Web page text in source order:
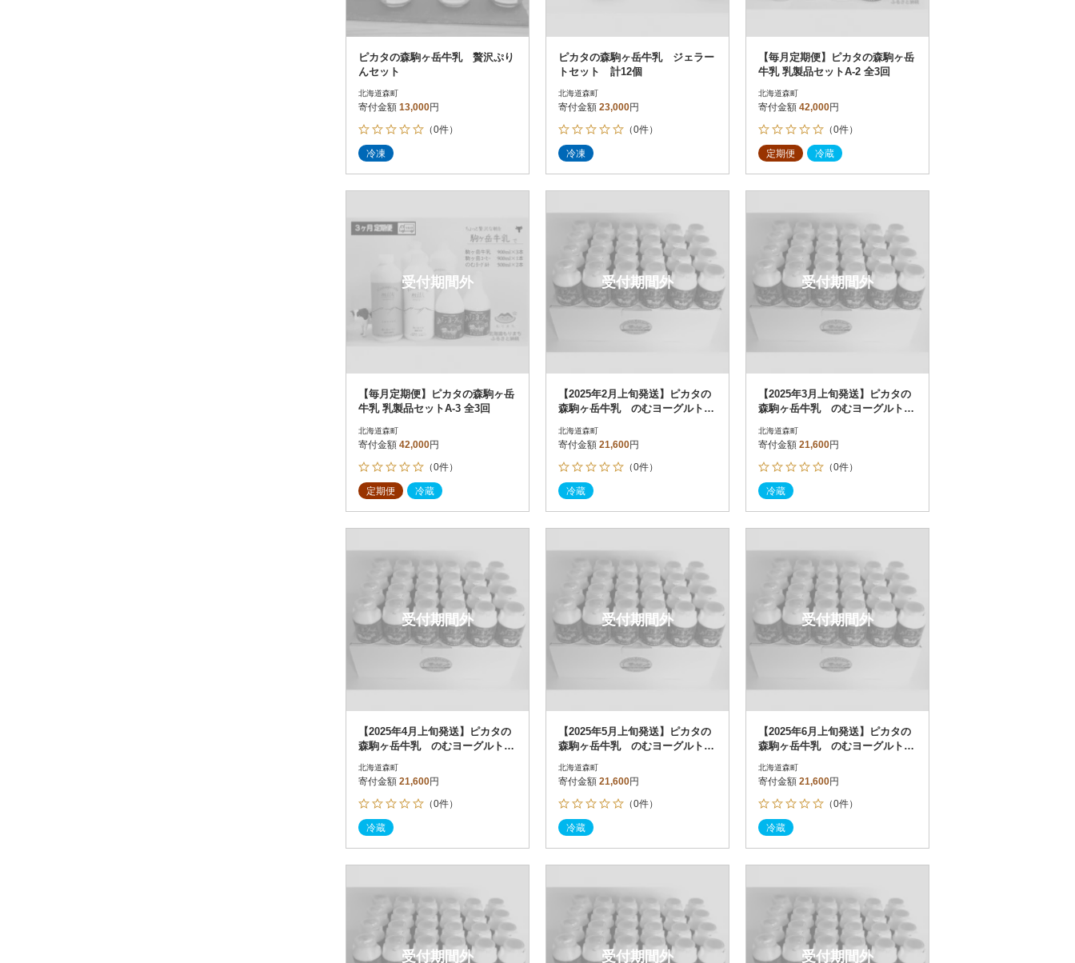
ピカタの森駒ヶ岳牛乳 贅沢ぷり
んセット
北海道森町
寄付金額 13,000円
（0件）
冷凍
ピカタの森駒ヶ岳牛乳 ジェラー
トセット 計12個
北海道森町
寄付金額 23,000円
（0件）
冷凍
【毎月定期便】ピカタの森駒ヶ岳
牛乳 乳製品セットA-2 全3回
北海道森町
寄付金額 42,000円
（0件）
定期便 冷蔵
受付期間外
【毎月定期便】ピカタの森駒ヶ岳
牛乳 乳製品セットA-3 全3回
北海道森町
寄付金額 42,000円
（0件）
定期便 冷蔵
受付期間外
【2025年2月上旬発送】ピカタの
森駒ヶ岳牛乳 のむヨーグルト15
北海道森町
寄付金額 21,600円
（0件）
冷蔵
受付期間外
【2025年3月上旬発送】ピカタの
森駒ヶ岳牛乳 のむヨーグルト15
北海道森町
寄付金額 21,600円
（0件）
冷蔵
受付期間外
【2025年4月上旬発送】ピカタの
森駒ヶ岳牛乳 のむヨーグルト15
北海道森町
寄付金額 21,600円
（0件）
冷蔵
受付期間外
【2025年5月上旬発送】ピカタの
森駒ヶ岳牛乳 のむヨーグルト15
北海道森町
寄付金額 21,600円
（0件）
冷蔵
受付期間外
【2025年6月上旬発送】ピカタの
森駒ヶ岳牛乳 のむヨーグルト15
北海道森町
寄付金額 21,600円
（0件）
冷蔵
受付期間外 受付期間外 受付期間外